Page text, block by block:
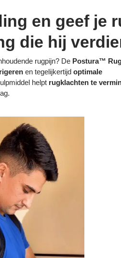
en geef je
die hij
rugpijn? De Postura™
en tegelijkertijd optimale
helpt rugklachten te